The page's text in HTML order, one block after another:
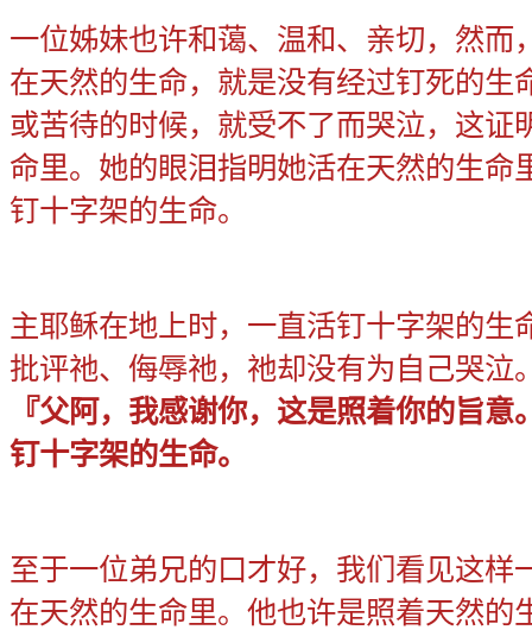
一位姊妹也许和蔼、温和、亲切，然而
在天然的生命，就是没有经过钉死的生
或苦待的时候，就受不了而哭泣，这证
命里。她的眼泪指明她活在天然的生命
钉十字架的生命。
主耶稣在地上时，一直活钉十字架的生
批评祂、侮辱祂，祂却没有为自己哭泣
『父阿，我感谢你，这是照着你的旨意
钉十字架的生命。
至于一位弟兄的口才好，我们看见这样
在天然的生命里。他也许是照着天然的